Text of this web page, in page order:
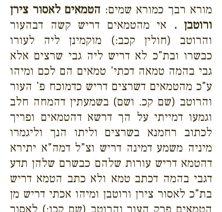
מורא רבך כמורא שמים: הטמאים לאסור צירן
ורוטבן . אי מהטמאים דריש קשה דבהעור
והרוטב (חולין קכב:) מוקמינן ליה לעורו
כבשרו ובת"כ לא דריש ליה גבי שרצים אלא
גבי בהמה טמאה דכתי' טמאים הם לכם ומיהו
ע"כ מהטמאים דשרצים דריש כדמוכח פ' העור
והרוטב (שם קכ. ושם) בשמעתין דהמחה חלב
וגמעו דמייתי על הך דרשא דהטמאים ופריך
לכתוב רחמנא בשרצים וליתו הנך וליגמרו
מיניה משמע דמינה דריש וצ"ל דמה"א יתירא
דהטמא דריש עורות שלהם כבשרם שלהן תדע
דגבי בהמה דכתב טמא ולא כתב הטמא דריש
בת"כ לאסור צירן ורוטבן ומיהו אכתי דריש מן